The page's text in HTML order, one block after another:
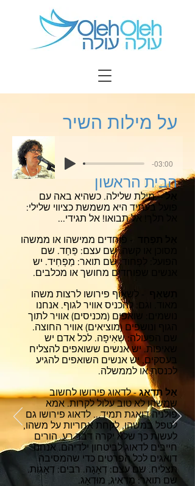
על מילות השיר
הבית הראשון
אַל– מילת שלילה. כשהיא באה עם
פועל בעתיד היא משמשת כציווי שלילי:
אל תלך! אל תבואו! אל תגידי...
- פוחדים ממישהו או ממשהו
מסוכן או קשה. שם עצם: פַּחַד. שם
הפועל: לִפְחוֹד. שם תואר: מַפְחִיד. יש
אנשים שפוחדים מחושך או מכלבים.
- לִשְאוֹף פירושו לרצות משהו
מאוד. וגם: להכניס אוויר לגוף. אנחנו
נושמים: שואפים (מכניסים) אוויר לתוך
הגוף ונושפים (מוציאים) אוויר החוצה.
שם הפעולה: שְאִיפָה. לכל אדם יש
שאיפות. יש אנשים ששואפים להצליח
בעסקים, יש אנשים השואפים להגיע
לכנסת או לממשלה.
אַל תִדְאַג- לדאוג פירושו לחשוב
שמשהו לא טוב עלול לקרות. אמא
פולניה דואגת תמיד... לדאוג פירושו גם
לטפל במשהו, לקחת אחריות על משהו,
לעשות כך שלא יקרה דבר רע. הורים
חייבים לדאוג לביטחון ילדיהם. אנחנו
דואגים לכל הפרטים כדי שהמסיבה
תצליח. שם עצם: דְאָגָה. רבים: דְאָגוֹת.
שם תואר: מַדְאִיג, מוּדְאָג.
-03:00